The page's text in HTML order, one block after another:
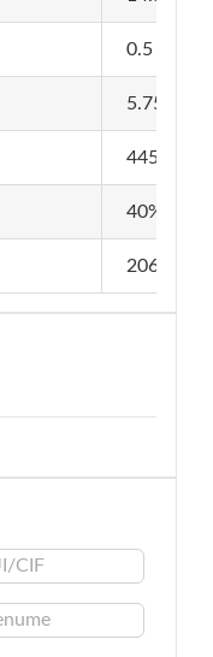
0.5 – 5
5.75
445 / 65
40%
20600